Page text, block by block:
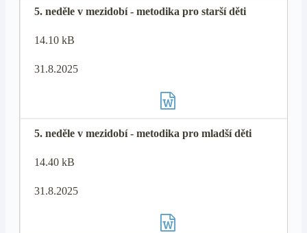
5. neděle v mezidobí - metodika pro starší děti
14.10 kB
31.8.2025
5. neděle v mezidobí - metodika pro mladší děti
14.40 kB
31.8.2025